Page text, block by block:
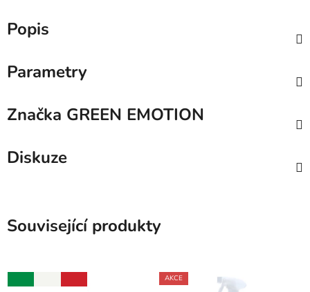
Popis
Parametry
Značka GREEN EMOTION
Diskuze
Související produkty
NUMERO UNO AKCE